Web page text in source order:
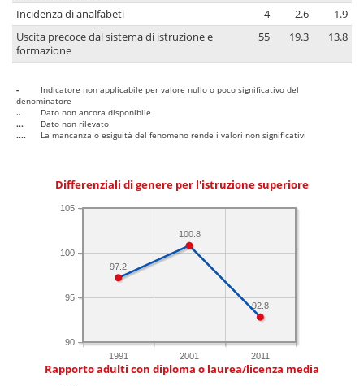
Incidenza di analfabeti 4 2.6
1.9
Uscita precoce dal sistema di istruzione e
formazione
55 19.3 13.8
-
Indicatore non applicabile per valore nullo o poco significativo del
denominatore
..
Dato non ancora disponibile
...
Dato non rilevato
....
La mancanza o esiguità del fenomeno rende i valori non significativi
Differenziali di genere per l'istruzione superiore
1991 2001 2011
90
95
100
105
92.8
100.8
97.2
Rapporto adulti con diploma o laurea/licenza media